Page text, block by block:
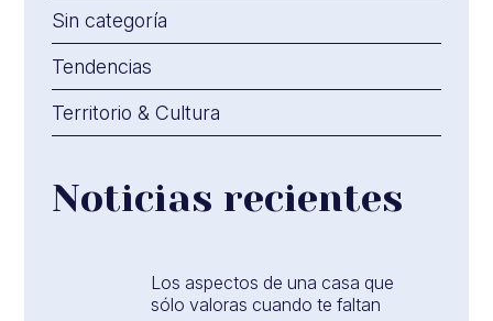
Sin categoría
Tendencias
Territorio & Cultura
Noticias recientes
Los aspectos de una casa que
sólo valoras cuando te faltan